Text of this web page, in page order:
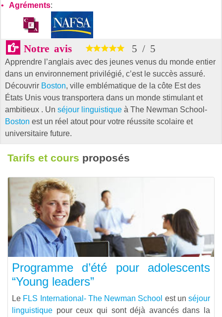
Agréments:
Notre avis 5 / 5
Apprendre l’anglais avec des jeunes venus du monde entier
dans un environnement privilégié, c’est le succès assuré.
Découvrir Boston, ville emblématique de la côte Est des
États Unis vous transportera dans un monde stimulant et
ambitieux . Un séjour linguistiqueà The Newman School-
Boston est un réel atout pour votre réussite scolaire et
universitaire future.
Tarifs et cours proposés
Programme d’été pour adolescents
“Young leaders”
Le FLS International- The Newman School est un séjour
linguistique pour ceux qui sont déjà avancés dans la